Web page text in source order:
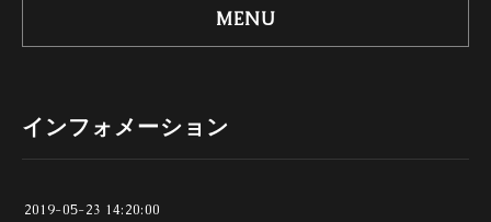
MENU
インフォメーション
2019-05-23 14:20:00